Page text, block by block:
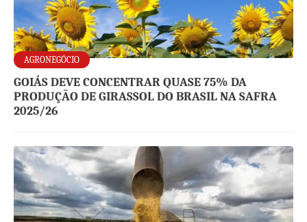
AGRONEGÓCIO
GOIÁS DEVE CONCENTRAR QUASE 75% DA
PRODUÇÃO DE GIRASSOL DO BRASIL NA SAFRA
2025/26